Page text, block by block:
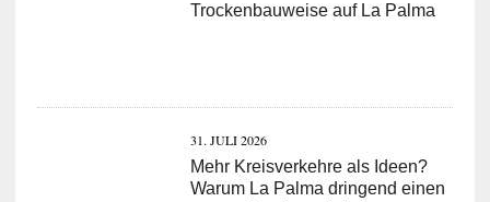
Trockenbauweise auf La Palma
31. JULI 2026
Mehr Kreisverkehre als Ideen?
Warum La Palma dringend einen